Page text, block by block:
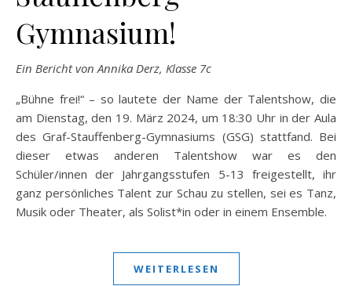
Gymnasium!
Ein Bericht von Annika Derz, Klasse 7c
„Bühne frei!“ – so lautete der Name der Talentshow, die
am Dienstag, den 19. März 2024, um 18:30 Uhr in der Aula
des Graf-Stauffenberg-Gymnasiums (GSG) stattfand. Bei
dieser etwas anderen Talentshow war es den
Schüler/innen der Jahrgangsstufen 5-13 freigestellt, ihr
ganz persönliches Talent zur Schau zu stellen, sei es Tanz,
Musik oder Theater, als Solist*in oder in einem Ensemble.
WEITERLESEN